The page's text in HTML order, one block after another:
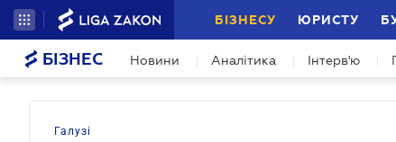
БІЗНЕСУ ЮРИСТУ
БІЗНЕС Новини Аналітика Інтерв'ю
Галузі